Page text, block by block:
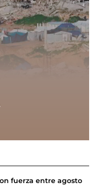
fuerza entre agosto